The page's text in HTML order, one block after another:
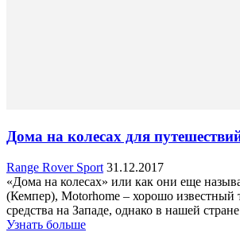
Дома на колесах для
Range Rover Sport 31.12.2017
«Дома на колесах» или как они еще
(Кемпер), Motorhome – хорошо известный
средства на Западе, однако в нашей
Узнать больше